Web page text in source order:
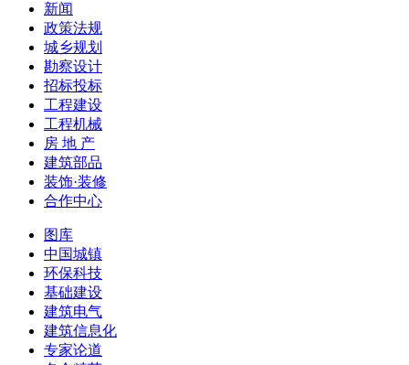
新闻
政策法规
城乡规划
勘察设计
招标投标
工程建设
工程机械
房 地 产
建筑部品
装饰·装修
合作中心
图库
中国城镇
环保科技
基础建设
建筑电气
建筑信息化
专家论道